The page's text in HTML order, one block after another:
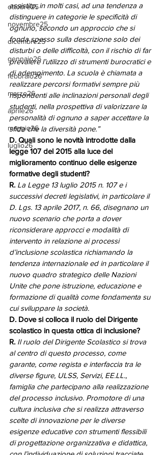
ottobre25
novembre25
dicembre25
gennaio26
febbraio26
marzo26
aprile26
maggio26
luglio26
assistito, in molti casi, ad una tendenza a
distinguere in categorie le specificità di
ognuno, secondo un approccio che si
fonda spesso sulla descrizione solo dei
disturbi o delle difficoltà, con il rischio di far
prevalere l’utilizzo di strumenti burocratici e
di adempimento. La scuola è chiamata a
realizzare percorsi formativi sempre più
rispondenti alle inclinazioni personali degli
studenti, nella prospettiva di valorizzare la
personalità di ognuno a saper accettare la
sfida che la diversità pone.”
D. Quali sono le novità introdotte dalla
legge 107 del 2015 alla luce del
miglioramento continuo delle esigenze
formative degli studenti?
R. La Legge 13 luglio 2015 n. 107 e i
successivi decreti legislativi, in particolare il
D. Lgs. 13 aprile 2017, n. 66, disegnano un
nuovo scenario che porta a dover
riconsiderare approcci e modalità di
intervento in relazione ai processi
d’inclusione scolastica richiamando la
tendenza internazionale ed in particolare il
nuovo quadro strategico delle Nazioni
Unite che pone istruzione, educazione e
formazione di qualità come fondamenta su
cui sviluppare la società.
D. Dove si colloca il ruolo del Dirigente
scolastico in questa ottica di inclusione?
R. Il ruolo del Dirigente Scolastico si trova
al centro di questo processo, come
garante, come regista e interfaccia tra le
diverse figure, ULSS, Servizi, EE.LL.,
famiglia che partecipano alla realizzazione
del processo inclusivo. Promotore di una
cultura inclusiva che si realizza attraverso
scelte di innovazione per le diverse
esigenze educative con strumenti flessibili
di progettazione organizzativa e didattica,